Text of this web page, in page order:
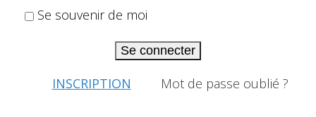
Se souvenir de moi
Se connecter
INSCRIPTION Mot de passe oublié ?